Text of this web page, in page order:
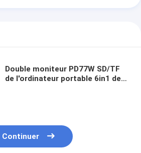
Double moniteur PD77W SD/TF
de l'ordinateur portable 6in1 de
Continuer